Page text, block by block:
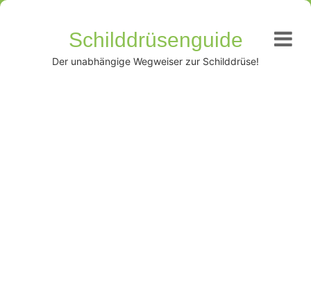
Schilddrüsenguide
Der unabhängige Wegweiser zur Schilddrüse!